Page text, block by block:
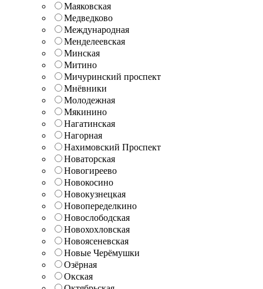
Маяковская
Медведково
Международная
Менделеевская
Минская
Митино
Мичуринский проспект
Мнёвники
Молодежная
Мякинино
Нагатинская
Нагорная
Нахимовский Проспект
Новаторская
Новогиреево
Новокосино
Новокузнецкая
Новопеределкино
Новослободская
Новохохловская
Новоясеневская
Новые Черёмушки
Озёрная
Окская